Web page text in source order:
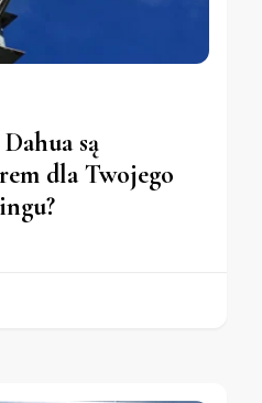
są
dla Twojego